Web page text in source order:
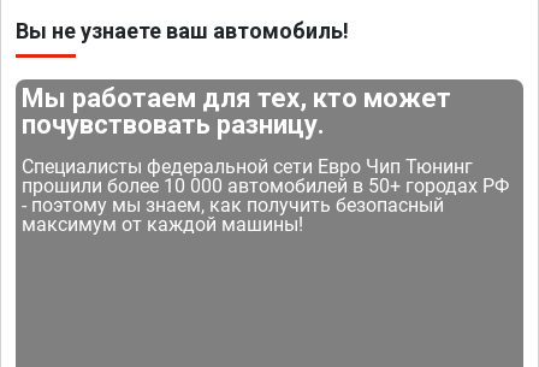
Вы не узнаете ваш автомобиль!
Мы работаем для тех, кто может
почувствовать разницу.
Специалисты федеральной сети Евро Чип Тюнинг
прошили более 10 000 автомобилей в 50+ городах РФ
- поэтому мы знаем, как получить безопасный
максимум от каждой машины!